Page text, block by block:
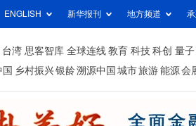
ENGLISH 新华报刊 地方频道
台湾 思客智库 全球连线 教育 科技 科创 量子
乡村振兴银龄溯源中国 城市旅游 能源 会